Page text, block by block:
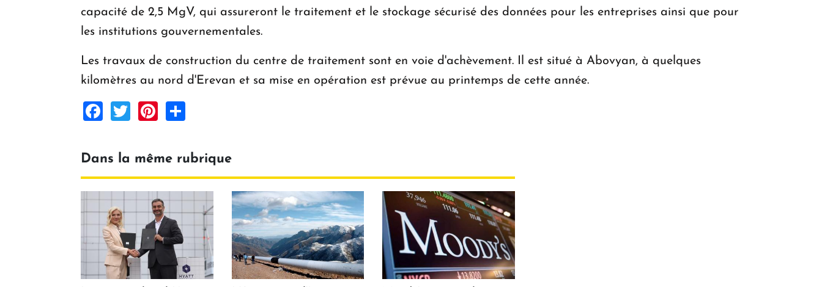
capacité de 2,5 MgV, qui assureront le traitement et le stockage sécurisé des données pour les entreprises ainsi que pour
les institutions gouvernementales.
Les travaux de construction du centre de traitement sont en voie d'achèvement. Il est situé à Abovyan, à quelques
kilomètres au nord d'Erevan et sa mise en opération est prévue au printemps de cette année.
Facebook
TwitterPinterest
Dans la même rubrique